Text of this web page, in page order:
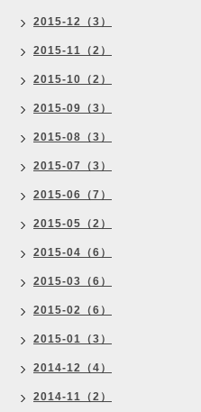
2015-12（3）
2015-11（2）
2015-10（2）
2015-09（3）
2015-08（3）
2015-07（3）
2015-06（7）
2015-05（2）
2015-04（6）
2015-03（6）
2015-02（6）
2015-01（3）
2014-12（4）
2014-11（2）